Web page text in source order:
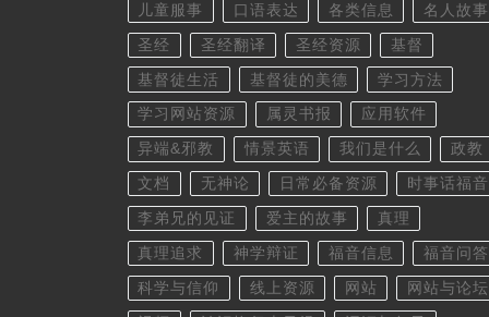
儿童服事 口语表达 各类信息 名人故事
圣经 圣经翻译 圣经资源 基督
基督徒生活 基督徒的美德 学习方法
学习网站资源 属灵书报 应用软件
异端&邪教 情景英语 我们是什么 政教
文档 无神论 日常必备资源 时事话福音
李弟兄的见证 爱主的故事 真理
真理追求 神学辩证 福音信息 福音问答
科学与信仰 线上资源 网站 网站与论坛